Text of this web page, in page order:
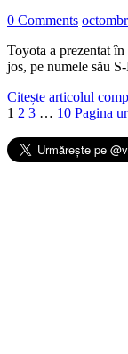
0 Comments
Toyota a prezentat
jos, pe numele său
Citește articolul
1 2 3 … 10 Pagina